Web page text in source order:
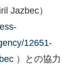
Jazbec）
12651-
）との協力